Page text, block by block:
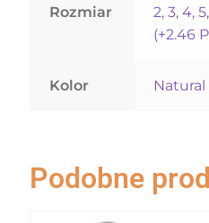
Rozmiar 2,3,4,5
(+2.46
Kolor Natural
Podobne